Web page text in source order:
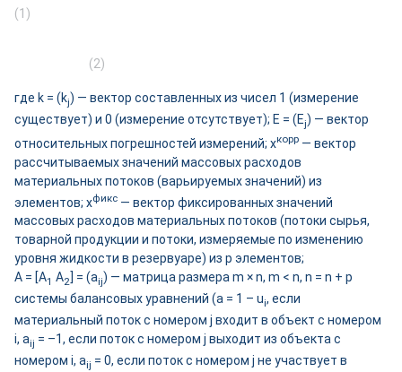
(1)
(2)
где k = (kj) — вектор составленных из чисел 1 (измерение
существует) и 0 (измерение отсутствует); Е = (Еj) — вектор
относительных погрешностей измерений; xкорр — вектор
рассчитываемых значений массовых расходов
материальных потоков (варьируемых значений) из
элементов; хфикс — вектор фиксированных значений
массовых расходов материальных потоков (потоки сырья,
товарной продукции и потоки, измеряемые по изменению
уровня жидкости в резервуаре) из p элементов;
А = [A1 A2] = (aij) — матрица размера m × n, m < n, n = n + p
системы балансовых уравнений (a = 1 – ui, если
материальный поток c номером j входит в объект с номером
i, aij = –1, если поток c номером j выходит из объекта с
номером i, aij = 0, если поток c номером j не участвует в